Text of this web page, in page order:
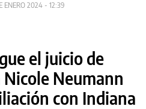
ENERO 2024 - 12:39
el juicio de
Nicole Neumann
con Indiana